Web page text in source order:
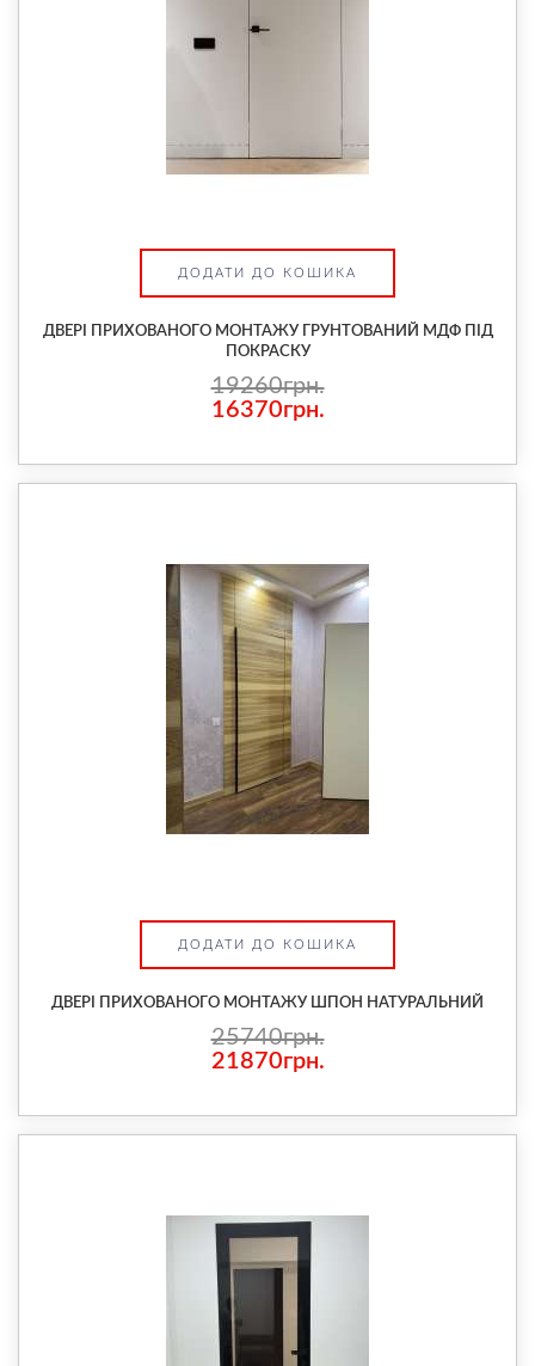
ДОДАТИ ДО КОШИКА
ДВЕРІ ПРИХОВАНОГО МОНТАЖУ ГРУНТОВАНИЙ МДФ ПІД
ПОКРАСКУ
19260грн.
16370грн.
ДОДАТИ ДО КОШИКА
ДВЕРІ ПРИХОВАНОГО МОНТАЖУ ШПОН НАТУРАЛЬНИЙ
25740грн.
21870грн.